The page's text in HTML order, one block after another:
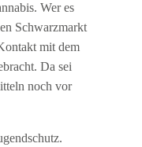
Wer es
Schwarzmarkt
mit dem
Da sei
noch vor